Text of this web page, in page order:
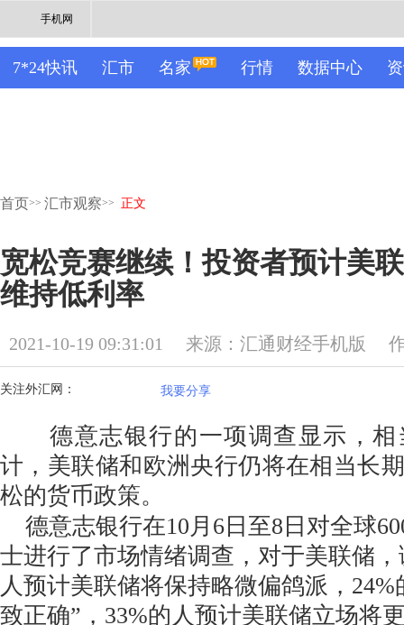
手机网
7*24快讯 汇市 名家 行情 数据中心
首页>> 汇市观察>> 正文
宽松竞赛继续！投资者预计美
维持低利率
2021-10-19 09:31:01 来源：汇通财经手机版
关注外汇网： 我要分享
德意志银行的一项调查显示，相
计，美联储和欧洲央行仍将在相当长
松的货币政策。
德意志银行在10月6日至8日对全球
士进行了市场情绪调查，对于美联储
人预计美联储将保持略微偏鸽派，
致正确”，33%的人预计美联储立场将